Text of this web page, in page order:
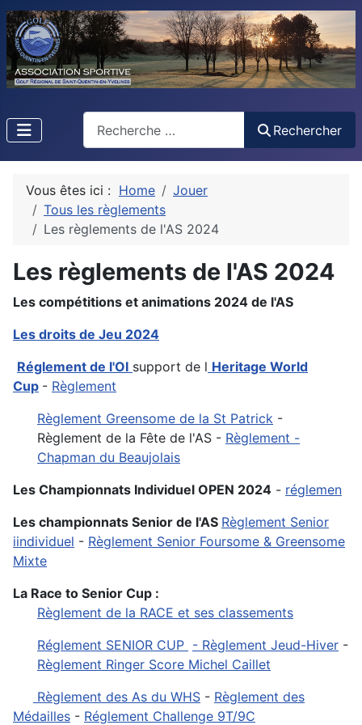
Rechercher
Vous êtes ici : Home
Jouer
Tous les règlements
Les règlements de l'AS 2024
Les règlements de l'AS 2024
Les compétitions et animations 2024 de l'AS
Les droits de Jeu 2024
Réglement de l'OI support de l Heritage World
Cup - Règlement
Règlement Greensome de la St Patrick -
Règlement de la Fête de l'AS - Règlement -
Chapman du Beaujolais
Les Championnats Individuel OPEN 2024 - réglemen
Les championnats Senior de l'AS Règlement Senior
iindividuel - Règlement Senior Foursome & Greensome
Mixte
La Race to Senior Cup :
Règlement de la RACE et ses classements
Réglement SENIOR CUP - Règlement Jeud-Hiver -
Règlement Ringer Score Michel Caillet
Règlement des As du WHS - Règlement des
Médailles - Réglement Challenge 9T/9C